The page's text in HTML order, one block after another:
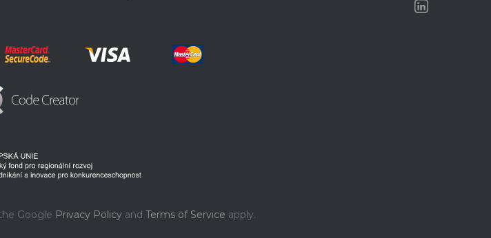
Google Privacy Policyand Terms of Service apply.